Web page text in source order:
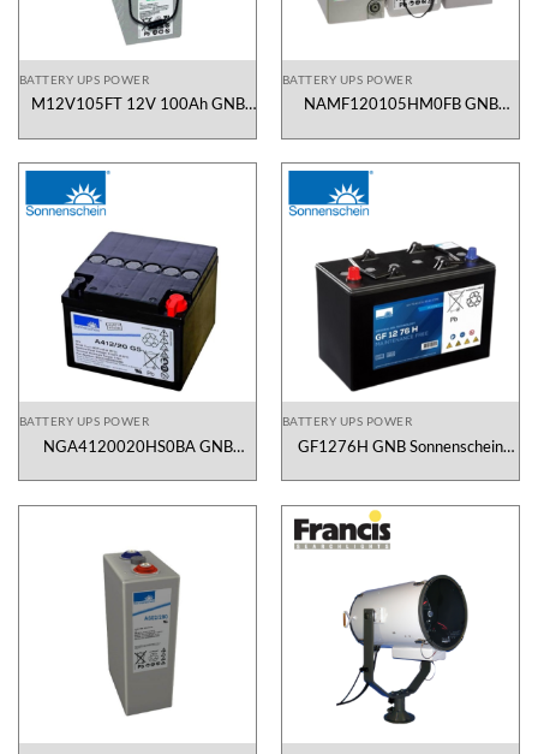
BATTERY UPS POWER
M12V105FT 12V 100Ah GNB
BATTERY UPS POWER
NAMF120105HM0FB GNB
BATTERY UPS POWER
NGA4120020HS0BA GNB
BATTERY UPS POWER
GF1276H GNB Sonnenschein